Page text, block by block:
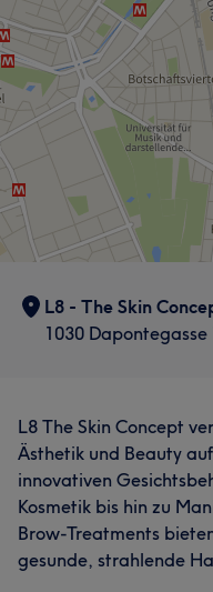
L8 - The Skin
1030
L8 The Skin Concept
Ästhetik und Beauty
innovativen
Kosmetik bis hin zu
Brow-Treatments
gesunde, strahlende